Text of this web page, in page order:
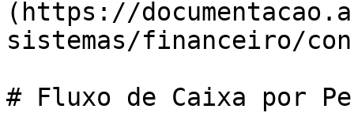
(https://
sistemas/financeiro/
# Fluxo de Caixa por